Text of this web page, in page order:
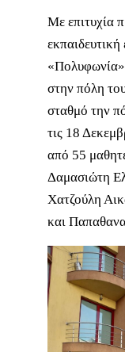
Με επιτυχία
στην πόλη
σταθμό την
τις 18
από 55
Δαμασιώτη
Χατζούλη
και